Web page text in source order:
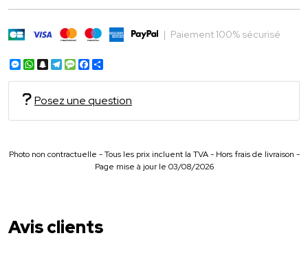
| Paiement 100% sécurisé
Messenger
WhatsApp
Snapchat
Telegram
Message
Facebook
Posez une question
Photo non contractuelle - Tous les prix incluent la TVA - Hors frais de livraison -
Page mise à jour le 03/08/2026
Avis clients